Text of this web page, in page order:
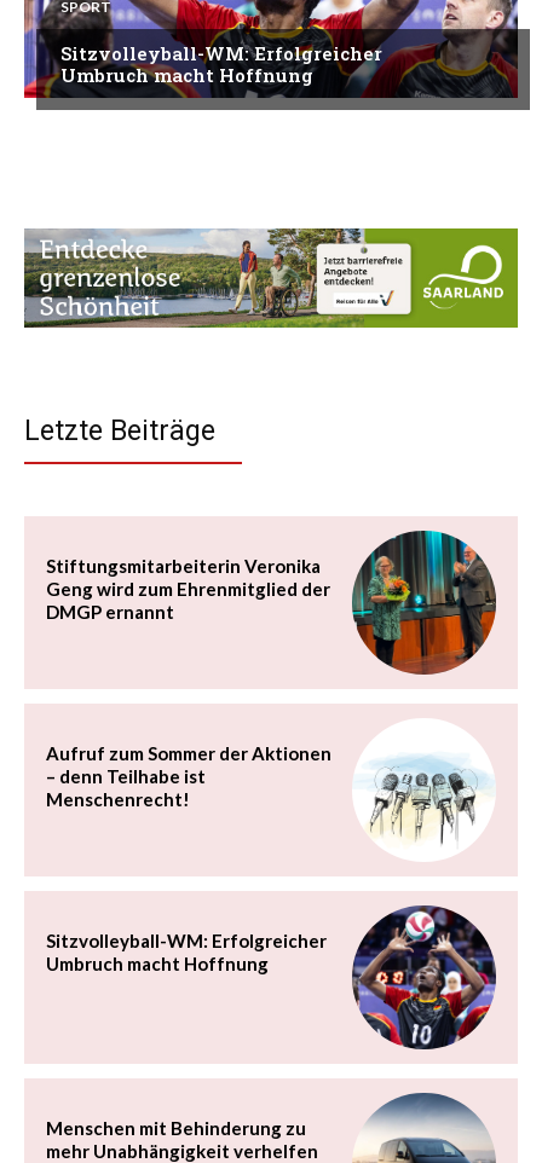
SPORT
Sitzvolleyball-WM: Erfolgreicher
Umbruch macht Hoffnung
Letzte Beiträge
Stiftungsmitarbeiterin Veronika
Geng wird zum Ehrenmitglied der
DMGP ernannt
Aufruf zum Sommer der Aktionen
– denn Teilhabe ist
Menschenrecht!
Sitzvolleyball-WM: Erfolgreicher
Umbruch macht Hoffnung
Menschen mit Behinderung zu
mehr Unabhängigkeit verhelfen